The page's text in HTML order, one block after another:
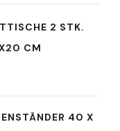
2 STK.
CM
40 X